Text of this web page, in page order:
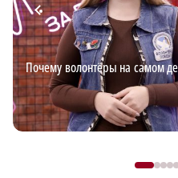
Почему волонтёры на самом